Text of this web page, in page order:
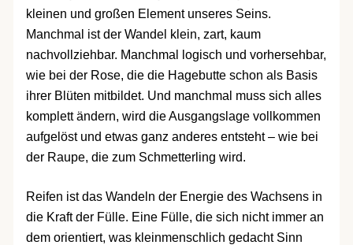
kleinen und großen Element unseres Seins.
Manchmal ist der Wandel klein, zart, kaum
nachvollziehbar. Manchmal logisch und vorhersehbar,
wie bei der Rose, die die Hagebutte schon als Basis
ihrer Blüten mitbildet. Und manchmal muss sich alles
komplett ändern, wird die Ausgangslage vollkommen
aufgelöst und etwas ganz anderes entsteht – wie bei
der Raupe, die zum Schmetterling wird.
Reifen ist das Wandeln der Energie des Wachsens in
die Kraft der Fülle. Eine Fülle, die sich nicht immer an
dem orientiert, was kleinmenschlich gedacht Sinn